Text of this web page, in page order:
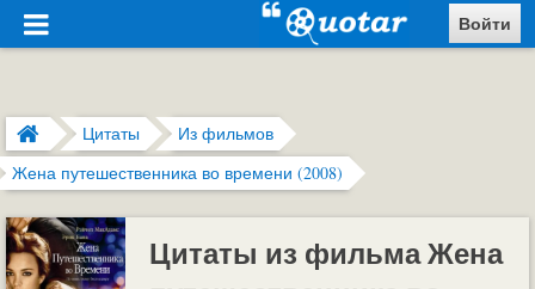
Войти
Цитаты
Из фильмов
Жена путешественника во времени (2008)
Цитаты из фильма Жена